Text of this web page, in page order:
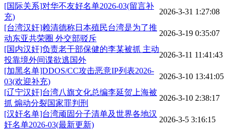
[国际关系]对华不友好名单2026-03(留言补
充)
2026-3-31 1:27:08
[台湾汉奸]赖清德称日本殖民台湾是为了推
动东亚共荣圈 外交部驳斥
2026-3-19 0:35:07
[国内汉奸]负责老干部保健的李某被抓 主动
投靠境外间谍欲逃国外
2026-3-11 11:41:43
[加黑名单]DDOS/CC攻击恶意IP列表2026-
03(欢迎补充)
2026-3-10 13:41:05
[辽宁汉奸]台湾八旗文化总编李延贺上海被
抓 煽动分裂国家罪判刑
2026-3-10 2:38:17
[汉奸名单]台湾顽固分子清单及世界各地汉
奸名单2026-03(最新更新)
2026-3-5 3:16:15